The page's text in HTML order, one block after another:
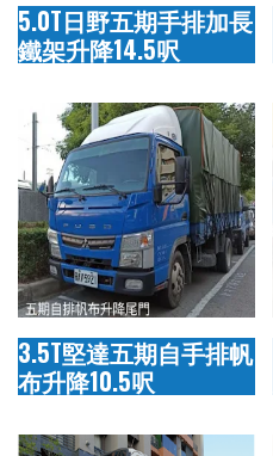
5.0T日野五期手排加長
鐵架升降14.5呎
3.5T堅達五期自手排帆
布升降10.5呎